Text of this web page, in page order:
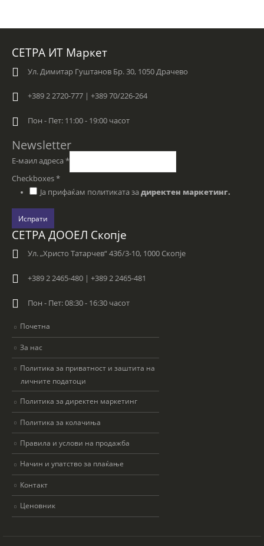
СЕТРА ИТ Маркет
Ул. Димитар Гуштанов Бр. 30, 1050 Драчево
+389 2 2720-777 | +389 70/226-264
Пон - Пет: 11:00 - 19:00 часот
Newsletter
Е-маил адреса *
Checkboxes*
Ја прифаќам политиката за директен маркетинг.
Испрати
СЕТРА ДООЕЛ Скопје
Ул. „Христо Татарчев“ 43б/3-10, 1000 Скопје
+389 2 2465-480 | +389 2 2465-481
Пон - Пет: 08:30 - 16:30 часот
Почетна
За нас
Политика за приватност и заштита на
личните податоци
Политика за директен маркетинг
Политика за колачиња
Правила и услови на продажба
Начин и упатство за плаќање
Контакт
Ценовник